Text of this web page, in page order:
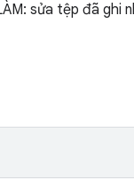
sửa tệp đã ghi